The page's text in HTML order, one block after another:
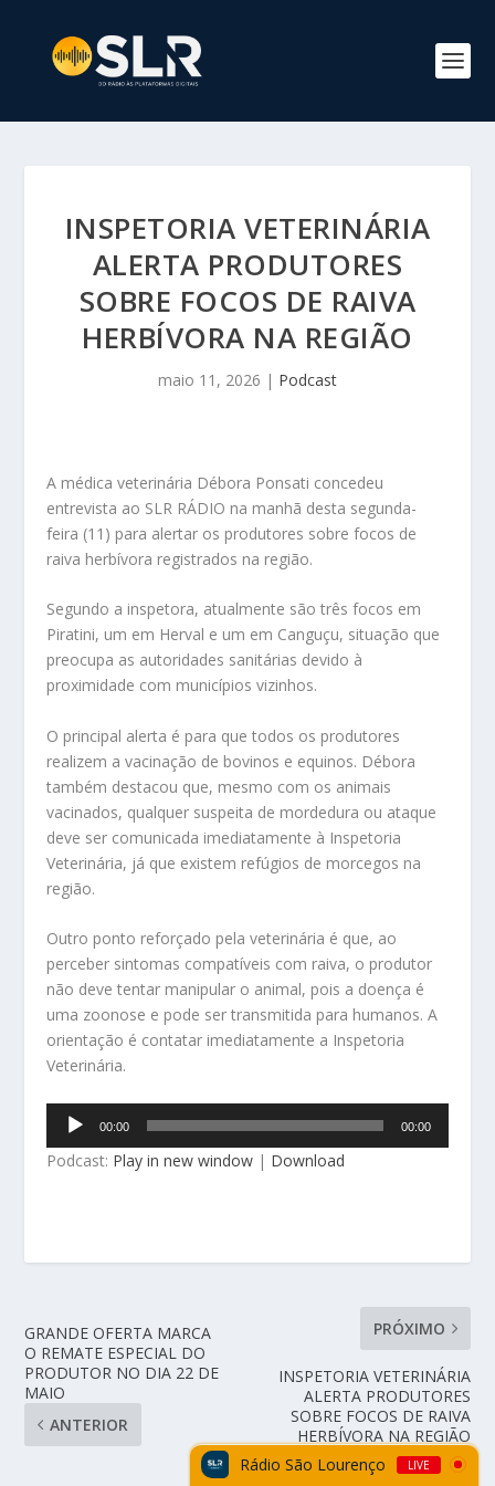
INSPETORIA VETERINÁRIA
ALERTA PRODUTORES
SOBRE FOCOS DE RAIVA
HERBÍVORA NA REGIÃO
maio 11, 2026 | Podcast
A médica veterinária Débora Ponsati concedeu
entrevista ao SLR RÁDIO na manhã desta segunda-
feira (11) para alertar os produtores sobre focos de
raiva herbívora registrados na região.
Segundo a inspetora, atualmente são três focos em
Piratini, um em Herval e um em Canguçu, situação que
preocupa as autoridades sanitárias devido à
proximidade com municípios vizinhos.
O principal alerta é para que todos os produtores
realizem a vacinação de bovinos e equinos. Débora
também destacou que, mesmo com os animais
vacinados, qualquer suspeita de mordedura ou ataque
deve ser comunicada imediatamente à Inspetoria
Veterinária, já que existem refúgios de morcegos na
região.
Outro ponto reforçado pela veterinária é que, ao
perceber sintomas compatíveis com raiva, o produtor
não deve tentar manipular o animal, pois a doença é
uma zoonose e pode ser transmitida para humanos. A
orientação é contatar imediatamente a Inspetoria
Veterinária.
Tocador
áudio
00:00 00:00
Podcast: Play in new window | Download
GRANDE OFERTA MARCA
O REMATE ESPECIAL DO
PRODUTOR NO DIA 22 DE
MAIO
ANTERIOR
PRÓXIMO
INSPETORIA VETERINÁRIA
ALERTA PRODUTORES
SOBRE FOCOS DE RAIVA
HERBÍVORA NA REGIÃO
Rádio São Lourenço
LIVE